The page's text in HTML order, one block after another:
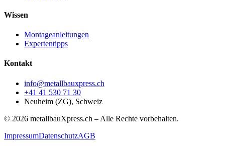
Wissen
Montageanleitungen
Expertentipps
Kontakt
info@metallbauxpress.ch
+41 41 530 71 30
Neuheim (ZG), Schweiz
© 2026 metallbauXpress.ch – Alle Rechte vorbehalten.
ImpressumDatenschutzAGB